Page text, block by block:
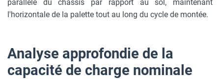
parallèle du châssis par rapport au sol, maintenant
l'horizontale de la palette tout au long du cycle de montée.
Analyse approfondie de la
capacité de charge nominale